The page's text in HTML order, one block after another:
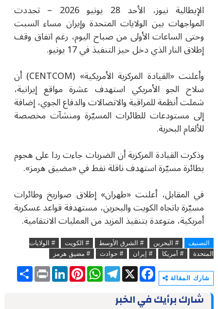
الإيطالية نيوز، الأحد 28 يونيو 2026 – تجددت
المواجهات بين الولايات المتحدة وإيران مساء السبت
وحتى الساعات الأولى من صباح اليوم، رغم اتفاق وقف
إطلاق النار الذي دخل حيز التنفيذ في 17 يونيو.
وأعلنت«القيادة المركزية الأمريكية» (CENTCOM) أن
سلاح الجو الأمريكي استهدف عشرة مواقع إيرانية،
شملت أنظمة للمراقبة والاتصالات والدفاع الجوي، إضافة
إلى مستودعات للطائرات المسيّرة ومنشآت مخصصة
للألغام البحرية.
وذكرت القيادة المركزية أن الضربات جاءت ردا على هجوم
بطائرة مسيّرة استهدف ناقلة نفط في«مضيق هرمز»
.
في المقابل، أعلنت «طهران» إطلاق صواريخ وطائرات
مسيّرة باتجاه الكويت والبحرين، مستهدفة قواعد عسكرية
أمريكية، متوعدة بتنفيذ المزيد من العمليات الانتقامية.
التصنيف # البحرين # الشرق الأوسط # الكويت
# الولايات
المتحدة
# أمريكا # إيران # حوادث # مضيق هرمز
شارك المقالة
S
h
P
r
L
P
W
h
T
e
g
X
F
a
b
شارك برأيك في الخبر